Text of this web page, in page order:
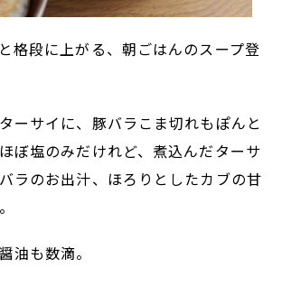
格段に上がる、朝ごはんのスープ登
ーサイに、豚バラこま切れもぽんと
ぼ塩のみだけれど、煮込んだターサ
ラのお出汁、ほろりとしたカブの甘
油も数滴。